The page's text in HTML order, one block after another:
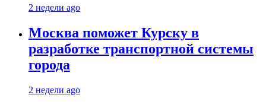
2 недели ago
Москва поможет Курску в
разработке транспортной системы
города
2 недели ago